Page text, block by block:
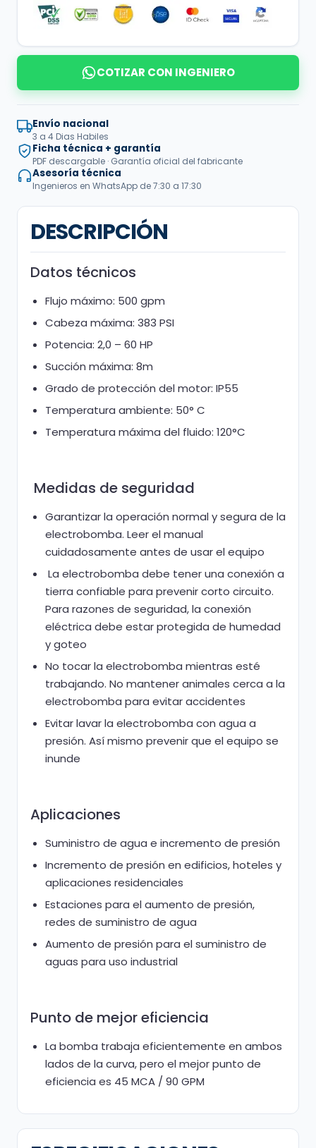
COTIZAR CON INGENIERO
Envío nacional
3 a 4 Dias Habiles
Ficha técnica + garantía
PDF descargable · Garantía oficial del fabricante
Asesoría técnica
Ingenieros en WhatsApp de 7:30 a 17:30
DESCRIPCIÓN
Datos técnicos
Flujo máximo: 500 gpm
Cabeza máxima: 383 PSI
Potencia: 2,0 – 60 HP
Succión máxima: 8m
Grado de protección del motor: IP55
Temperatura ambiente: 50° C
Temperatura máxima del fluido: 120°C
Medidas de seguridad
Garantizar la operación normal y segura de la
electrobomba. Leer el manual
cuidadosamente antes de usar el equipo
La electrobomba debe tener una conexión a
tierra confiable para prevenir corto circuito.
Para razones de seguridad, la conexión
eléctrica debe estar protegida de humedad
y goteo
No tocar la electrobomba mientras esté
trabajando. No mantener animales cerca a la
electrobomba para evitar accidentes
Evitar lavar la electrobomba con agua a
presión. Así mismo prevenir que el equipo se
inunde
Aplicaciones
Suministro de agua e incremento de presión
Incremento de presión en edificios, hoteles y
aplicaciones residenciales
Estaciones para el aumento de presión,
redes de suministro de agua
Aumento de presión para el suministro de
aguas para uso industrial
Punto de mejor eficiencia
La bomba trabaja eficientemente en ambos
lados de la curva, pero el mejor punto de
eficiencia es 45 MCA / 90 GPM